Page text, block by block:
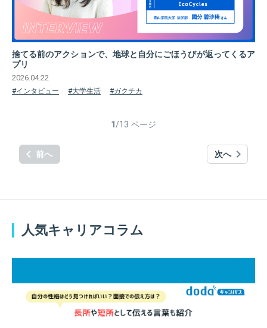
捨てる前のアクションで、地球と自分にごほうびが返ってくるア
プリ
2026.04.22
#インタビュー #大学生活 #ガクチカ
1 /13 ページ
keyboard_arrow_left 前へ keyboard_arrow_right
次へ
人気キャリアコラム